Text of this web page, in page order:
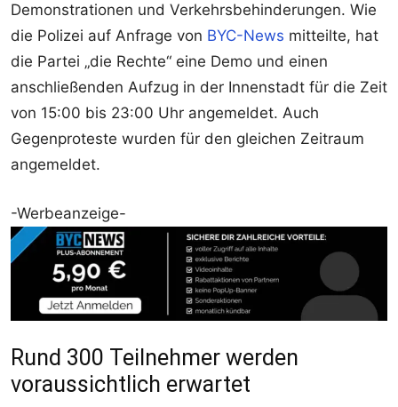
Demonstrationen und Verkehrsbehinderungen. Wie
die Polizei auf Anfrage von BYC-News mitteilte, hat
die Partei „die Rechte“ eine Demo und einen
anschließenden Aufzug in der Innenstadt für die Zeit
von 15:00 bis 23:00 Uhr angemeldet. Auch
Gegenproteste wurden für den gleichen Zeitraum
angemeldet.
-Werbeanzeige-
Rund 300 Teilnehmer werden
voraussichtlich erwartet